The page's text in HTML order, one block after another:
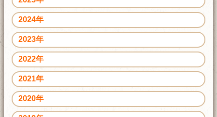
2024年
2023年
2022年
2021年
2020年